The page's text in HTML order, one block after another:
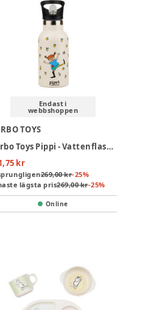
Endast i
webbshoppen
TOYS
Barbo Toys Pippi - Vattenflaska - Cream
kr
269,00 kr-25%
lägsta pris269,00 kr-25%
Online